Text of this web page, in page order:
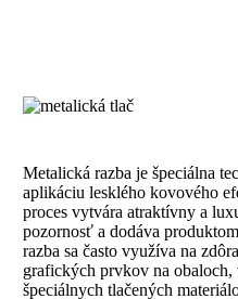
Metalická razba je špeciálna
aplikáciu lesklého kovového
proces vytvára atraktívny a
pozornosť a dodáva
razba sa často využíva na
grafických prvkov na
špeciálnych tlačených